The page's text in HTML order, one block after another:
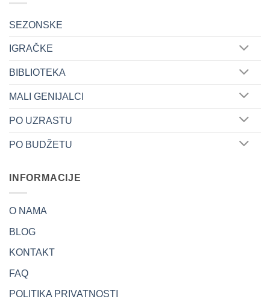
SEZONSKE
IGRAČKE
BIBLIOTEKA
MALI GENIJALCI
PO UZRASTU
PO BUDŽETU
INFORMACIJE
O NAMA
BLOG
KONTAKT
FAQ
POLITIKA PRIVATNOSTI